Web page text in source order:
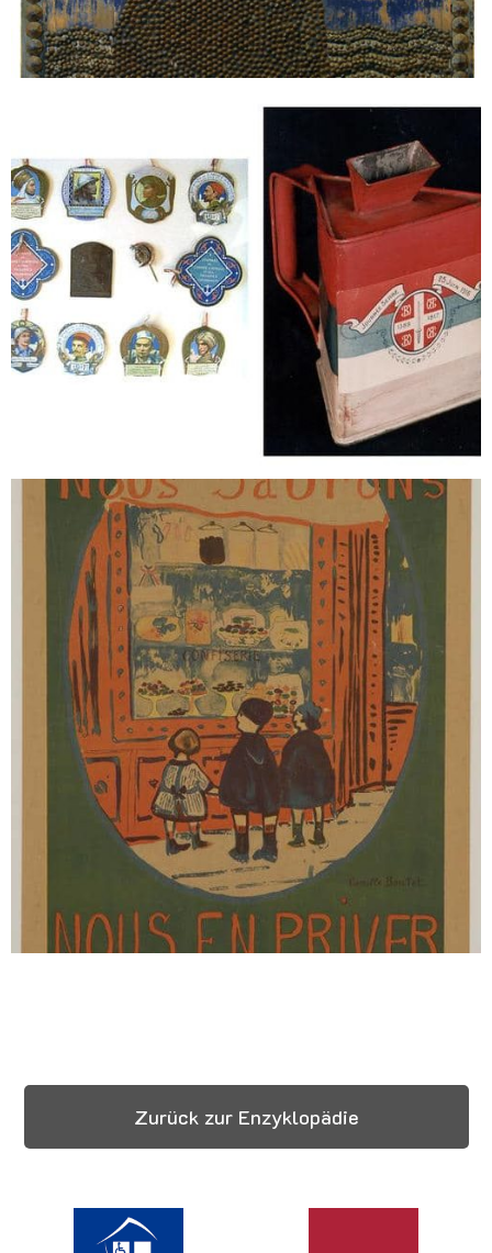
Zurück zur Enzyklopädie